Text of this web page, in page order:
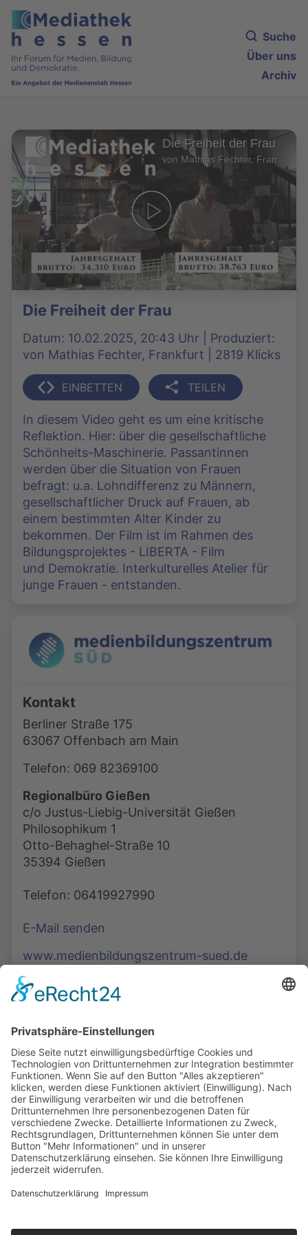
Suche
Über uns
Archiv
Die Freiheit der Frau
Die Freiheit der Frau
Datum: 10.02.2025, 20:43 Uhr | Produziert:
von Mathias Fechter, Frankfurt | 2819 Klicks
EINBETTEN TEILEN
In diesem Video geht es um eine kritische
Reflektion. Hier: über die gesellschaftliche
Schönheits-Maschinerie. Passantinnen
werden über die Situation von Frauen
befragt: u.a. Lohndifferenz zu Männern,
gesellschaftlicher Druck auf Frauen, ab
einem bestimmten Alter Kinder zu
bekommen. Der Film ist im Rahmen des
Bildungsprojektes - LIBERTA - Film
und Demokratie. Interkulturelles Atelier für
junge Frauen - entstanden.
Kontakt
Berliner Straße 175
63067 Offenbach am Main
Telefon: 069 82369100
Regionalbüro Gießen
c/o Justus-Liebig-Universität Gießen
Philosophikum 1
Otto-Behaghel-Straße 10
35394 Gießen
Telefon: 06419927990
E-Mail senden
www.medienbildungszentrum-sued.de
Podcasts, Themen und Informationen.
Entdecken Sie unser Forum für Medien, Bildung
und Demokratie - jederzeit und überall
verfügbar.
Mehr erfahren
COOKIE-EINSTELLUNGEN